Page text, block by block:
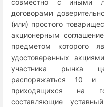
совместно с иными
договорами
(или) простого
акционерным
предметом которого
удостоверенных
участника рынка
распоряжаться 10 и
приходящихся на
составляющие